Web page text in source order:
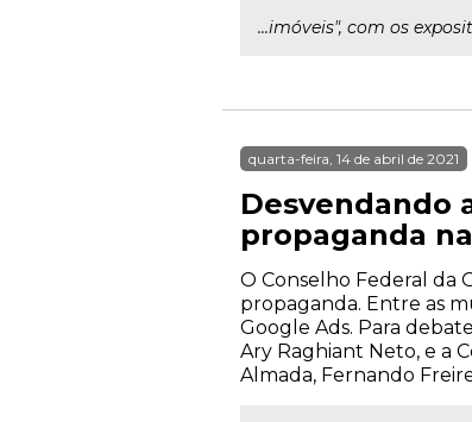
...imóveis", com os
quarta-feira, 14 de abril de 2021
Desvendando
propaganda
O Conselho Federal da
propaganda. Entre as
Google Ads. Para
Ary Raghiant Neto, e a
Almada, Fernando